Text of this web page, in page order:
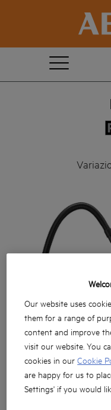
Our website uses
them for a range of
content and improve
visit our website. You
cookies in ourCookie
are happy for us to
Settings' if you would